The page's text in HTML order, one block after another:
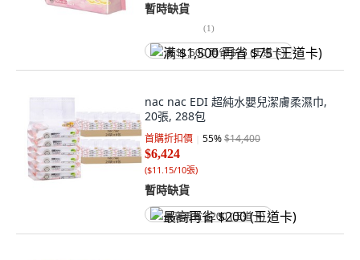
暫時缺貨
(1)
满 $1,500 再省 $75 (王道卡)
nac nac EDI 超純水嬰兒潔膚柔濕巾,
20張, 288包
首購折扣價 55%$14,400
$6,424
($11.15/10張)
暫時缺貨
最高再省 $200 (王道卡)